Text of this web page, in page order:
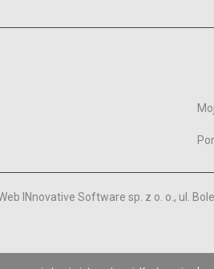
INnovative Software sp. z o. o., ul.